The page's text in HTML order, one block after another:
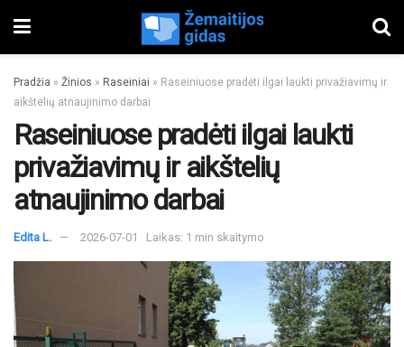
Pradžia » Žinios » Raseiniai » Raseiniuose pradėti ilgai laukti privažiavimų ir
aikštelių atnaujinimo darbai
Raseiniuose pradėti ilgai laukti
privažiavimų ir aikštelių
atnaujinimo darbai
Edita L. 2026-07-01 Laikas: 1 min skaitymo